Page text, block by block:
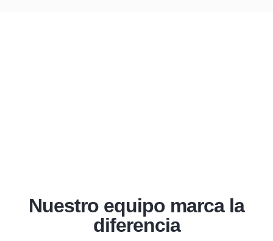
Nuestro equipo marca la
diferencia